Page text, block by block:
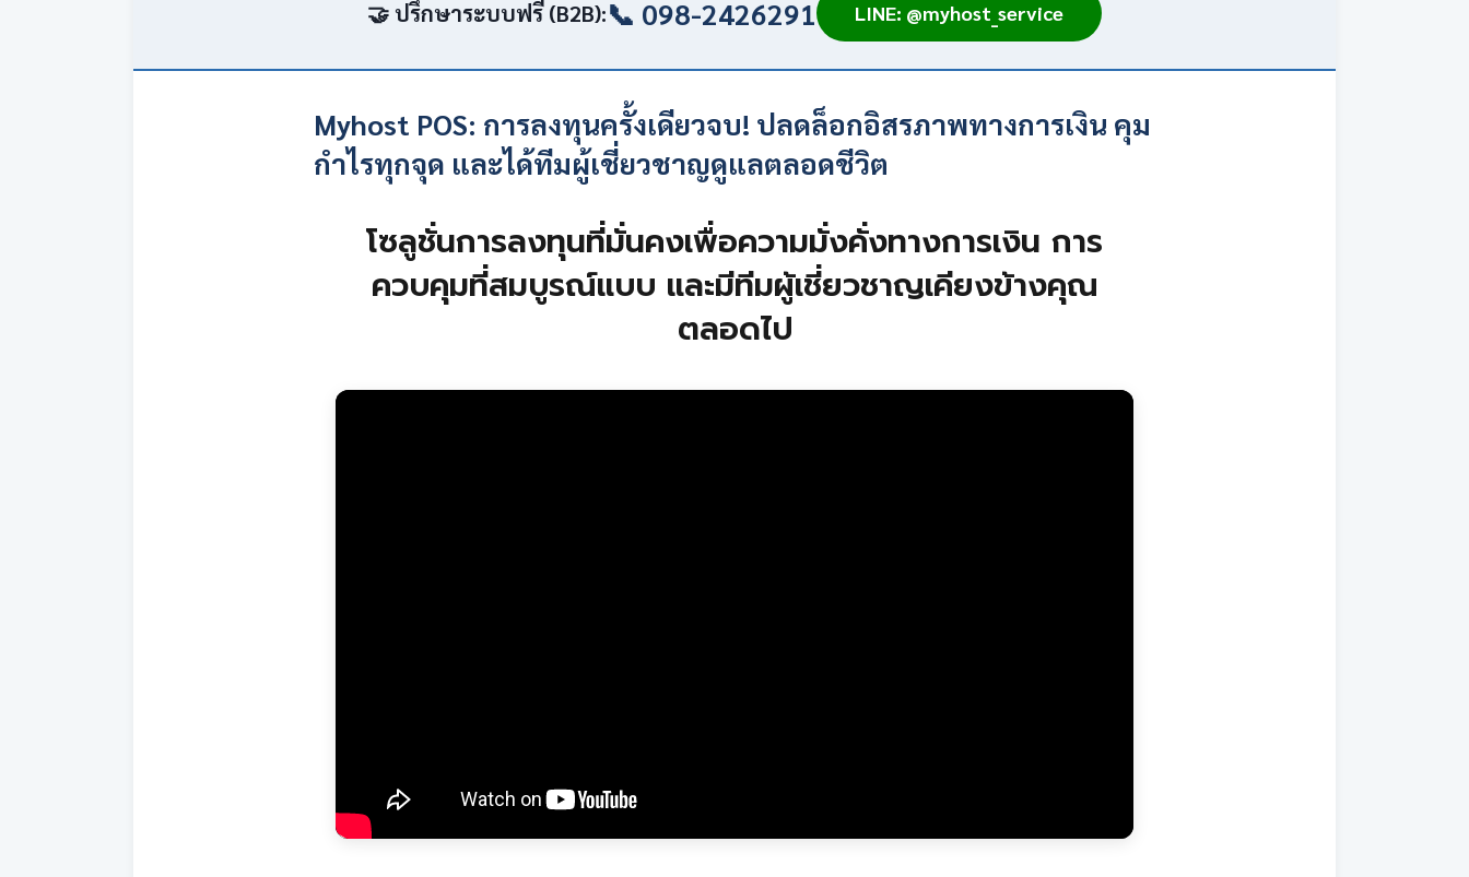
🤝 ปรึกษาระบบฟรี (B2B):📞 098-2426291 LINE: @myhost_service
Myhost POS: การลงทุนครั้งเดียวจบ! ปลดล็อกอิสรภาพทางการเงิน คุม
กำไรทุกจุด และได้ทีมผู้เชี่ยวชาญดูแลตลอดชีวิต
โซลูชั่นการลงทุนที่มั่นคงเพื่อความมั่งคั่งทางการเงิน การ
ควบคุมที่สมบูรณ์แบบ และมีทีมผู้เชี่ยวชาญเคียงข้างคุณ
ตลอดไป